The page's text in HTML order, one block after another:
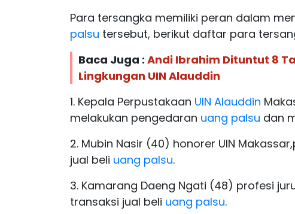
Para tersangka memiliki peran dalam
palsu tersebut, berikut daftar para
Baca Juga : Andi Ibrahim Dituntut 8
Lingkungan UIN Alauddin
1. Kepala Perpustakaan UIN Alauddin
melakukan pengedaran uang palsu dan
2. Mubin Nasir (40) honorer UIN
jual beli uang palsu.
3. Kamarang Daeng Ngati (48) profesi
transaksi jual beli uang palsu.